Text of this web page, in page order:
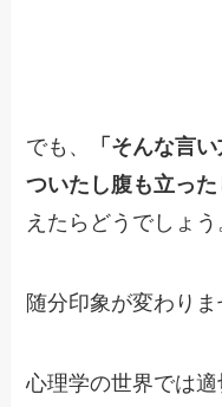
でも、 「そんな言
ついたし腹も立った
えたらどうでしょう
随分印象が変わりま
心理学の世界では